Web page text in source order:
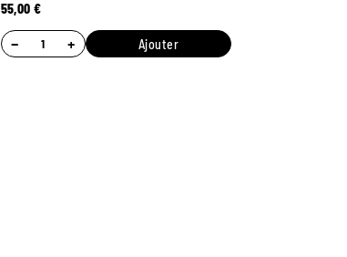
55,00 €
− + Ajouter